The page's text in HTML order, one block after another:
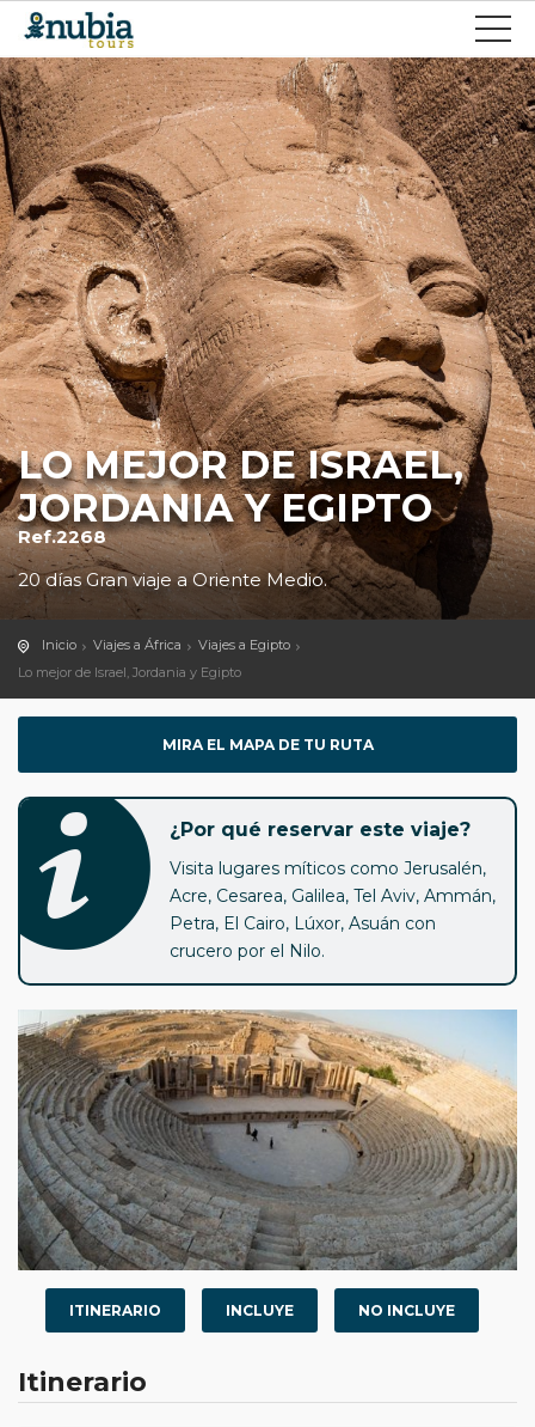
LO MEJOR DE ISRAEL,
JORDANIA Y EGIPTO
Ref.2268
20 días Gran viaje a Oriente Medio.
Inicio Viajes a África
Viajes a Egipto
Lo mejor de Israel, Jordania y Egipto
MIRA EL MAPA DE TU RUTA
¿Por qué reservar este viaje?
Visita lugares míticos como Jerusalén,
Acre, Cesarea, Galilea, Tel Aviv, Ammán,
Petra, El Cairo, Lúxor, Asuán con
crucero por el Nilo.
ITINERARIO INCLUYE NO INCLUYE
Itinerario